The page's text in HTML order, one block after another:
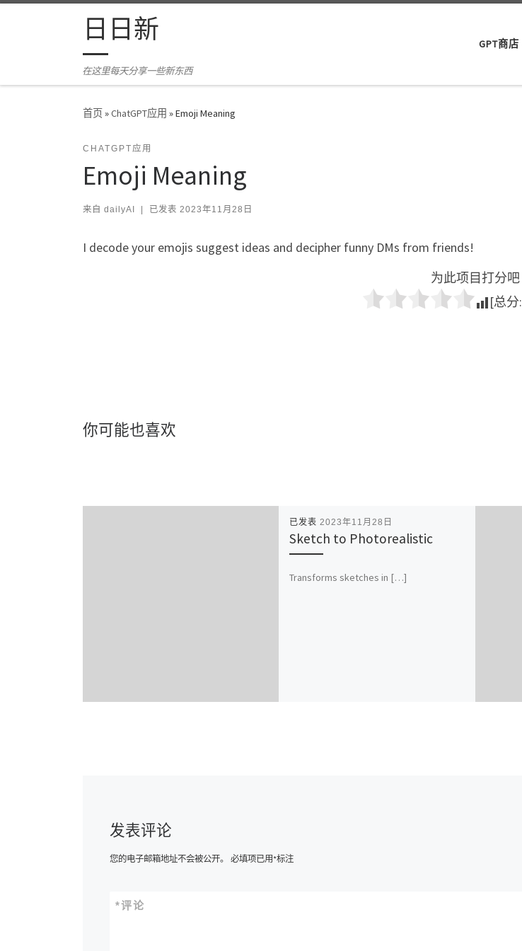
Skip to content日日新
在这里每天分享一些新东西
GPT商店
首页»ChatGPT应用 »Emoji Meaning
CHATGPT应用
Emoji Meaning
来自 dailyAI 已发表 2023年11月28日
I decode your emojis suggest ideas and decipher funny DMs from friends!
为此项目打分吧
[总分:
你可能也喜欢
已发表 2023年11月28日
Sketch to Photorealistic
Transforms sketches in […]
发表评论
您的电子邮箱地址不会被公开。 必填项已用*标注
评论
*